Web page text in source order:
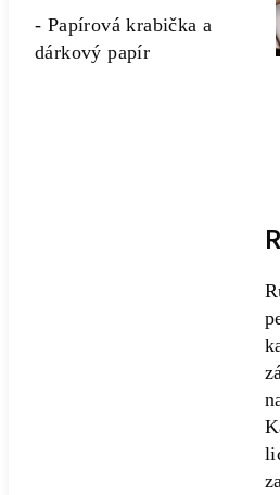
- Papírová krabička a
dárkový papír